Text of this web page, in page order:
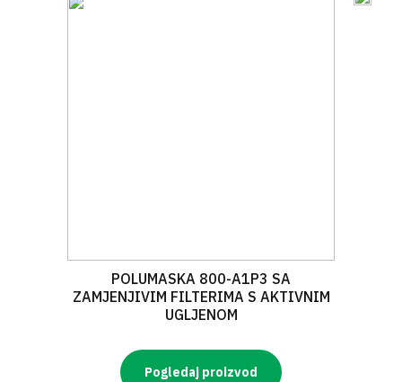
POLUMASKA 800-A1P3 SA
ZAMJENJIVIM FILTERIMA S AKTIVNIM
UGLJENOM
Pogledaj proizvod